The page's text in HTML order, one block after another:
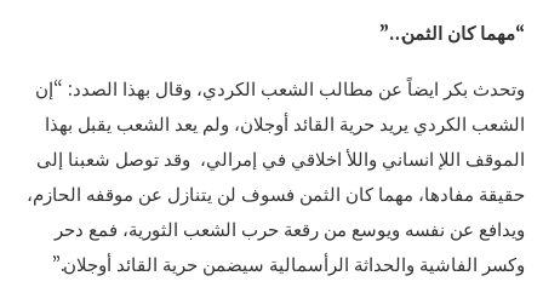
“مهما كان الثمن…”
وتحدث بكر ايضاً عن مطالب الشعب الكردي، وقال بهذا الصدد: “إن
الشعب الكردي يريد حرية القائد أوجلان، ولم يعد الشعب يقبل بهذا
الموقف اللإ انساني واللأ اخلاقي في إمرالي، وقد توصل شعبنا إلى
حقيقة مفادها، مهما كان الثمن فسوف لن يتنازل عن موقفه الحازم،
ويدافع عن نفسه ويوسع من رقعة حرب الشعب الثورية، فمع دحر
وكسر الفاشية والحداثة الرأسمالية سيضمن حرية القائد أوجلان.”